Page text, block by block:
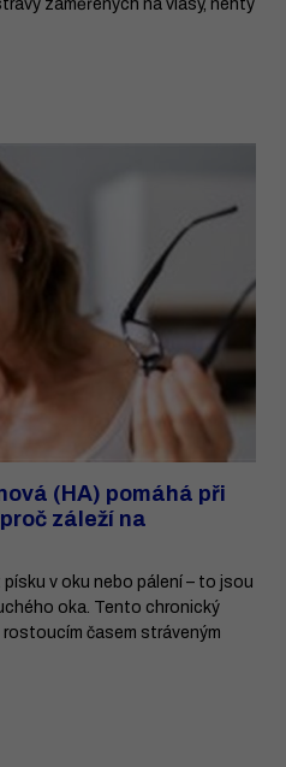
zaměřených na vlasy, nehty
(HA) pomáhá při
záleží na
v oku nebo pálení – to jsou
oka. Tento chronický
časem stráveným